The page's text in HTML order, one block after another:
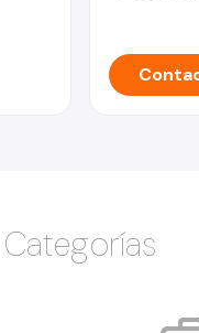
Categorías